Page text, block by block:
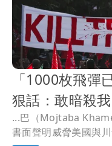
「1000枚飛彈
狠話：敢暗殺
...巴（Mojtaba
書面聲明威脅美國與